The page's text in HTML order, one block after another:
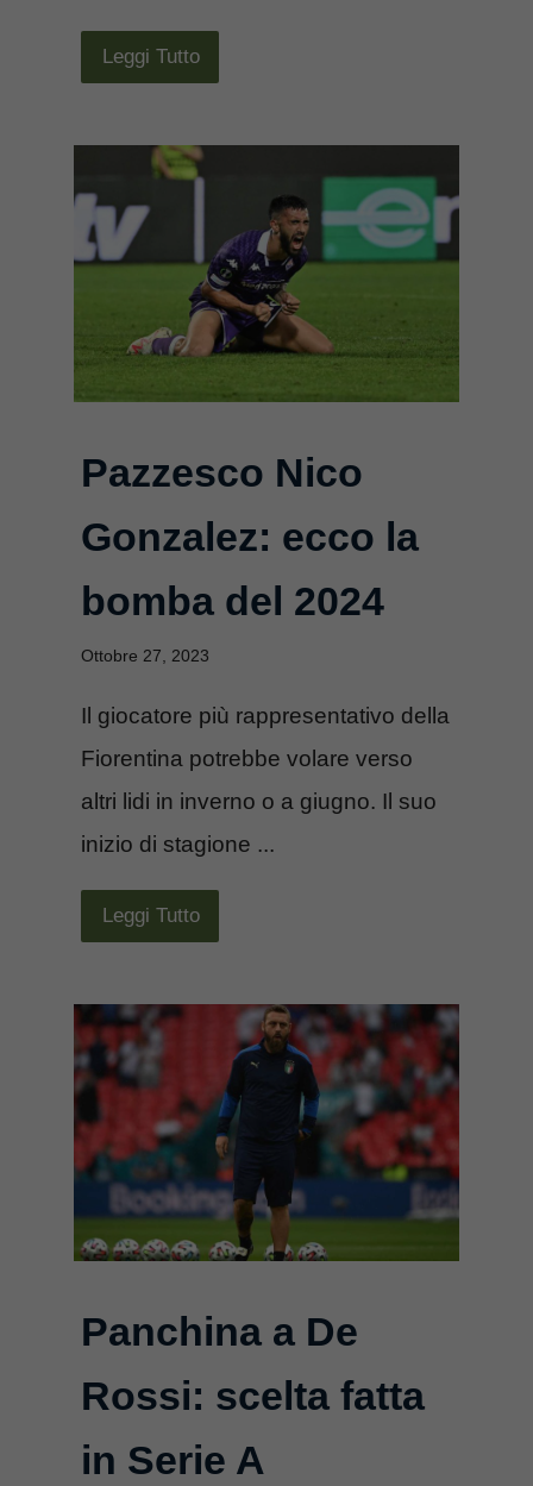
Leggi Tutto
Pazzesco Nico
Gonzalez: ecco la
bomba del 2024
Ottobre 27, 2023
Il giocatore più rappresentativo della
Fiorentina potrebbe volare verso
altri lidi in inverno o a giugno. Il suo
inizio di stagione ...
Leggi Tutto
Panchina a De
Rossi: scelta fatta
in Serie A